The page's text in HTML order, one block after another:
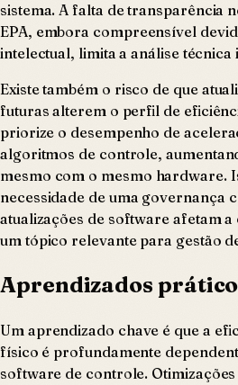
sistema. A falta de transparência
EPA, embora compreensível
intelectual, limita a análise técnica
Existe também o risco de que
futuras alterem o perfil de
priorize o desempenho de
algoritmos de controle,
mesmo com o mesmo hardware.
necessidade de uma governança
atualizações de software afetam
um tópico relevante para gestão
Aprendizados
Um aprendizado chave é que a
físico é profundamente
software de controle.